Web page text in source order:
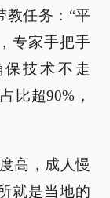
教任务：“平
专家手把手
技术不走
比超90%，
高，成人慢
就是当地的